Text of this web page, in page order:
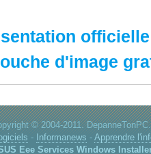
d'image
© 2004-2011.
- Informanews - Apprendre
Eee Services Windows